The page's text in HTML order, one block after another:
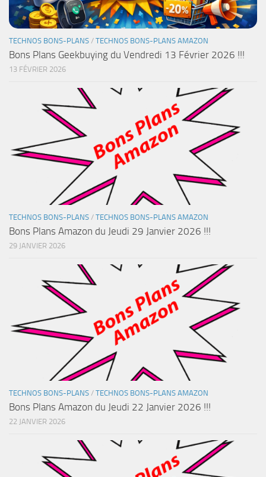
TECHNOS BONS-PLANS / TECHNOS BONS-PLANS AMAZON
Bons Plans Geekbuying du Vendredi 13 Février 2026 !!!
13 FÉVRIER 2026
TECHNOS BONS-PLANS / TECHNOS BONS-PLANS AMAZON
Bons Plans Amazon du Jeudi 29 Janvier 2026 !!!
29 JANVIER 2026
TECHNOS BONS-PLANS / TECHNOS BONS-PLANS AMAZON
Bons Plans Amazon du Jeudi 22 Janvier 2026 !!!
22 JANVIER 2026